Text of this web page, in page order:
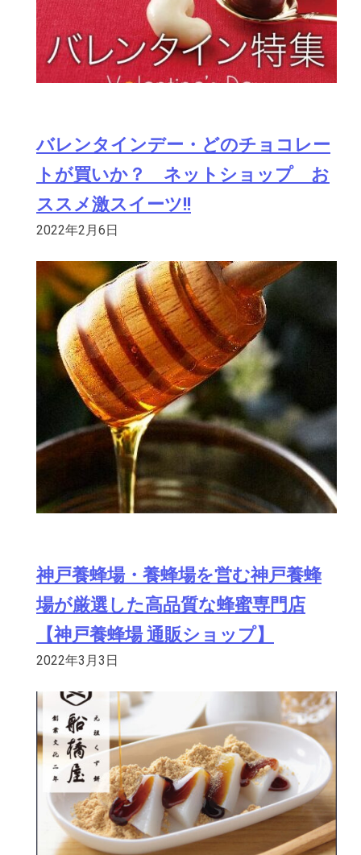
バレンタインデー・どのチョコレー
トが買いか？ ネットショップ お
ススメ激スイーツ!!
2022年2月6日
神戸養蜂場・養蜂場を営む神戸養蜂
場が厳選した高品質な蜂蜜専門店
【神戸養蜂場 通販ショップ】
2022年3月3日